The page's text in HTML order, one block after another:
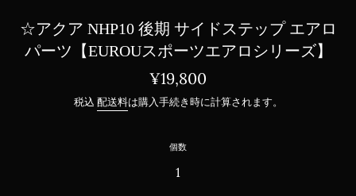
☆アクア NHP10 後期 サイドステップ エアロ
パーツ【EUROUスポーツエアロシリーズ】
通
価
¥19,800
税込 配送料は購入手続き時に計算されます。
個数